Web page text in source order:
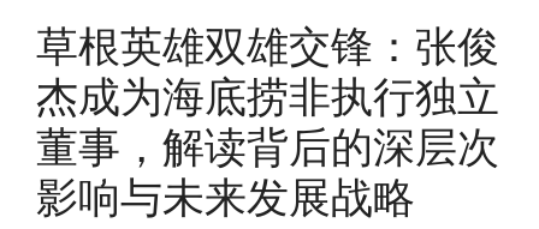
草根英雄双雄交锋：张俊
杰成为海底捞非执行独立
董事，解读背后的深层次
影响与未来发展战略